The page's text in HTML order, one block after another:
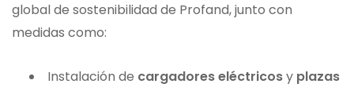
global de sostenibilidad de Profand, junto con
medidas como:
Instalación de cargadores eléctricosy plazas